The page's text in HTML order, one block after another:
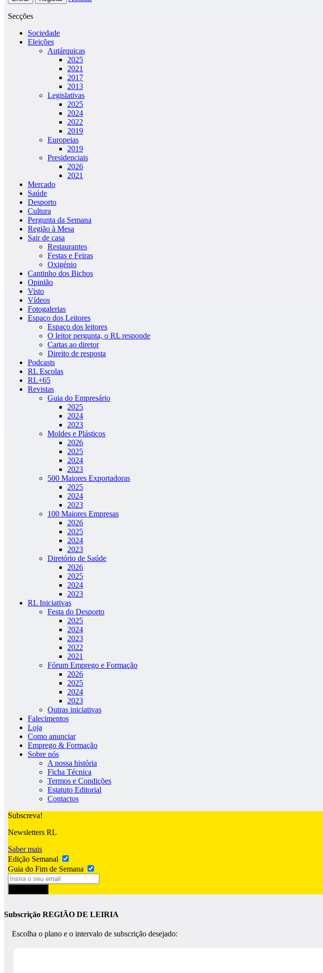
Secções
Sociedade
Eleições
Autárquicas
2025
2021
2017
2013
Legislativas
2025
2024
2022
2019
Europeias
2019
Presidenciais
2026
2021
Mercado
Saúde
Desporto
Cultura
Pergunta da Semana
Região à Mesa
Sair de casa
Restaurantes
Festas e Feiras
Oxigénio
Cantinho dos Bichos
Opinião
Visto
Vídeos
Fotogalerias
Espaço dos Leitores
Espaço dos leitores
O leitor pergunta, o RL responde
Cartas ao diretor
Direito de resposta
Podcasts
RL Escolas
RL+65
Revistas
Guia do Empresário
2025
2024
2023
Moldes e Plásticos
2026
2025
2024
2023
500 Maiores Exportadoras
2025
2024
2023
100 Maiores Empresas
2026
2025
2024
2023
Diretório de Saúde
2026
2025
2024
2023
RL Iniciativas
Festa do Desporto
2025
2024
2023
2022
2021
Fórum Emprego e Formação
2026
2025
2024
2023
Outras iniciativas
Falecimentos
Loja
Como anunciar
Emprego & Formação
Sobre nós
A nossa história
Ficha Técnica
Termos e Condições
Estatuto Editorial
Contactos
Subscreva!
Newsletters RL
Saber mais
Edição Semanal
Guia do Fim de Semana
Subscrição REGIÃO DE LEIRIA
Escolha o plano e o intervalo de subscrição desejado: